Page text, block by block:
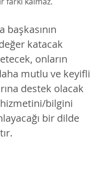
başkasının
katacak
onların
mutlu ve keyifli
destek olacak
bilgini
bir dilde